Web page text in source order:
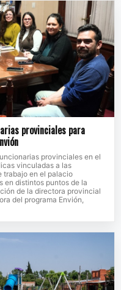
provinciales para
provinciales en el
vinculadas a las
trabajo en el palacio
en distintos puntos de la
de la directora provincial
del programa Envión,